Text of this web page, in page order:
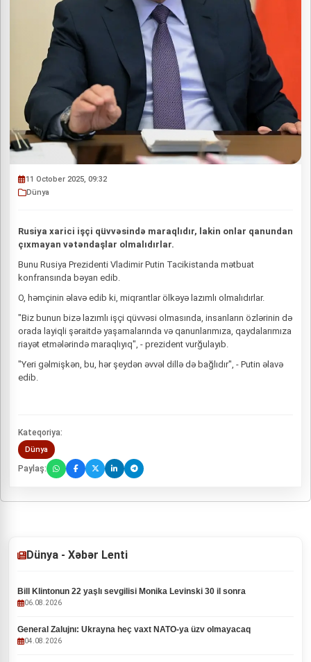
11 October 2025, 09:32
Dünya
Rusiya xarici işçi qüvvəsində maraqlıdır, lakin onlar qanundan
çıxmayan vətəndaşlar olmalıdırlar.
Bunu Rusiya Prezidenti Vladimir Putin Tacikistanda mətbuat
konfransında bəyan edib.
O, həmçinin əlavə edib ki, miqrantlar ölkəyə lazımlı olmalıdırlar.
"Biz bunun bizə lazımlı işçi qüvvəsi olmasında, insanların özlərinin də
orada layiqli şəraitdə yaşamalarında və qanunlarımıza, qaydalarımıza
riayət etmələrində maraqlıyıq", - prezident vurğulayıb.
"Yeri gəlmişkən, bu, hər şeydən əvvəl dillə də bağlıdır", - Putin əlavə
edib.
Kateqoriya:
Dünya
Paylaş:
Dünya - Xəbər Lenti
Bill Klintonun 22 yaşlı sevgilisi Monika Levinski 30 il sonra
06.08.2026
General Zalujnı: Ukrayna heç vaxt NATO-ya üzv olmayacaq
04.08.2026